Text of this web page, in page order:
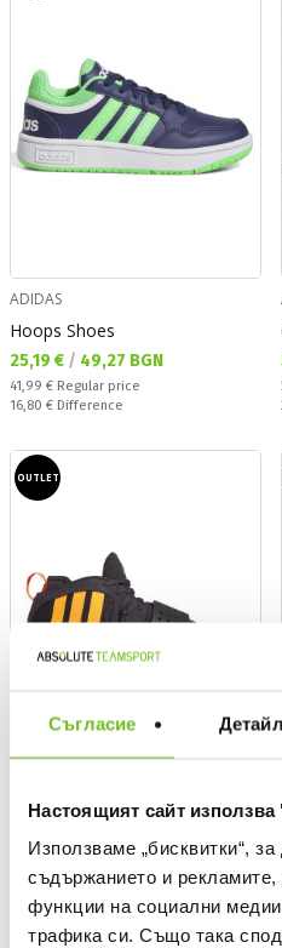
Съгласие
Настоящият сайт използва
Използваме „бисквитки“,
съдържанието и
функции на социални
трафика си. Също така
ADIDAS
Hoops Shoes
Текуща цена:
25,19 € / 49,27 BGN
Regular price:
41,99 € Regular price
Спестявате:
16,80 € Difference
OUTLET
ADIDAS
Текуща цена:
81,59 €/159,58 BGN
Regular price:
135,99 € Regular price
Спестявате:
54,40 €Difference